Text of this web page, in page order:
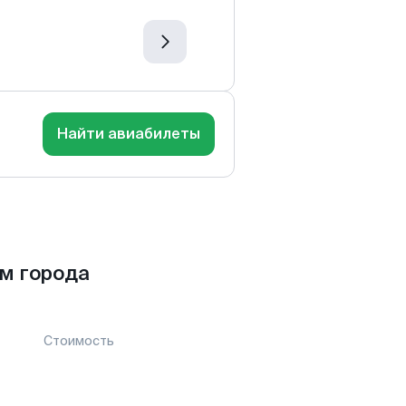
Найти авиабилеты
города
Стоимость